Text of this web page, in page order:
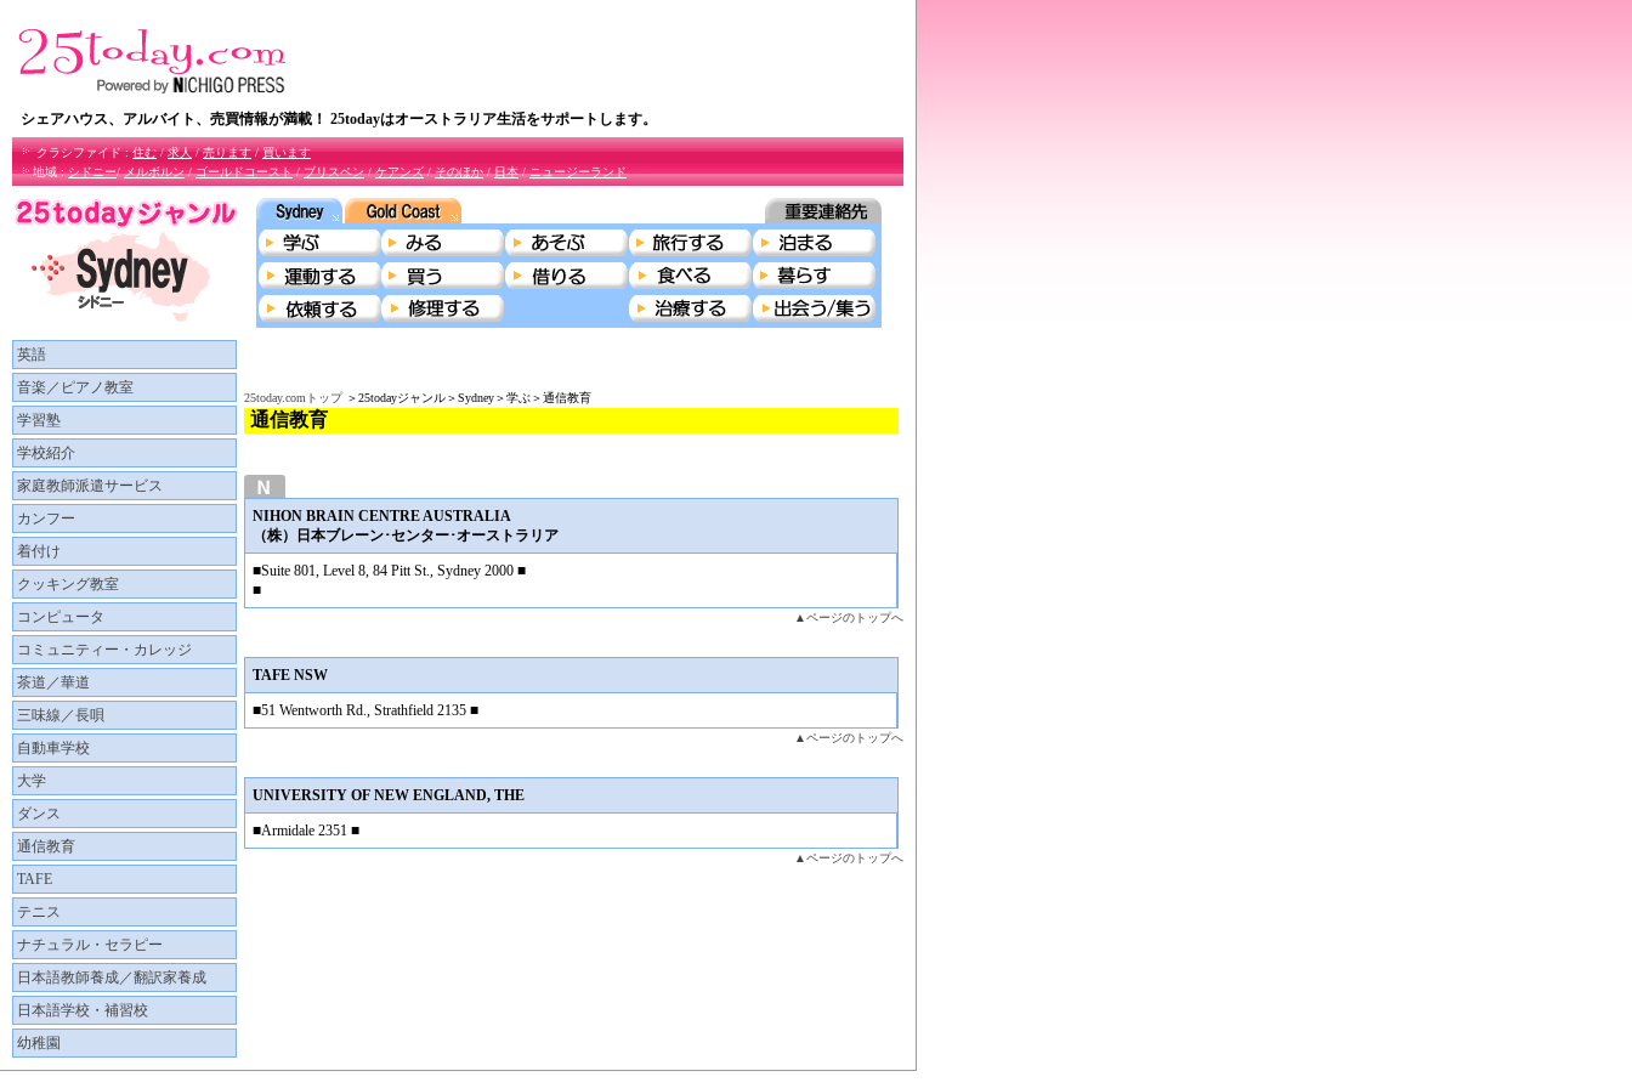
シェアハウス、アルバイト、売買情報が満載！ 25todayはオーストラリア生活をサポートします。
クラシファイド :住む/求人/売ります/買います
地域 :シドニー/メルボルン/ゴールドコースト/ブリスペン/ケアンズ/そのほか/日本/ニュージーランド
英語
音楽／ピアノ教室
学習塾
学校紹介
家庭教師派遣サービス
カンフー
着付け
クッキング教室
コンピュータ
コミュニティー・カレッジ
茶道／華道
三味線／長唄
自動車学校
大学
ダンス
通信教育
TAFE
テニス
ナチュラル・セラピー
日本語教師養成／翻訳家養成
日本語学校・補習校
幼稚園
25today.comトップ＞25todayジャンル＞Sydney＞学ぶ＞通信教育
通信教育
NIHON BRAIN CENTRE AUSTRALIA
（株）日本ブレーン･センター･オーストラリア
■Suite 801, Level 8, 84 Pitt St., Sydney 2000 ■
■
▲ページのトップへ
TAFE NSW
■51 Wentworth Rd., Strathfield 2135 ■
▲ページのトップへ
UNIVERSITY OF NEW ENGLAND, THE
■Armidale 2351 ■
▲ページのトップへ